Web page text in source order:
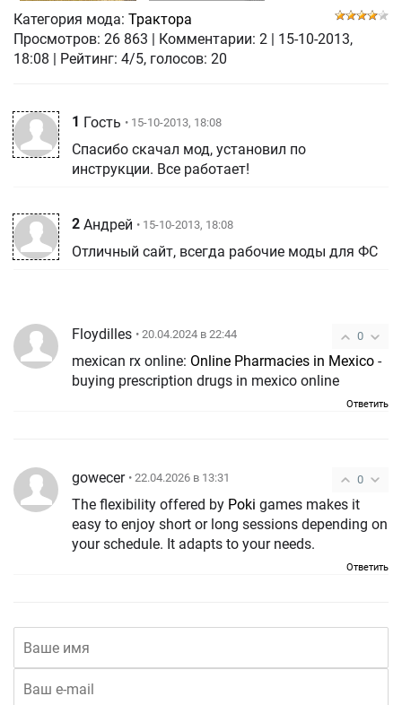
Категория мода: Трактора
Просмотров: 26 863 Комментарии: 2
15-10-2013,
18:08
| Рейтинг: 4/5, голосов: 20
1 Гость • 15-10-2013, 18:08
Спасибо скачал мод, установил по
инструкции. Все работает!
2 Андрей • 15-10-2013, 18:08
Отличный сайт, всегда рабочие моды для ФС
0
Floydilles • 20.04.2024 в 22:44
mexican rx online: Online Pharmacies in Mexico -
buying prescription drugs in mexico online
Ответить
0
gowecer • 22.04.2026 в 13:31
The flexibility offered by Poki games makes it
easy to enjoy short or long sessions depending on
your schedule. It adapts to your needs.
Ответить